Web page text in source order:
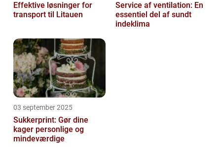
Effektive løsninger for
transport til Litauen
Service af ventilation: En
essentiel del af sundt
indeklima
03 september 2025
Sukkerprint: Gør dine
kager personlige og
mindeværdige